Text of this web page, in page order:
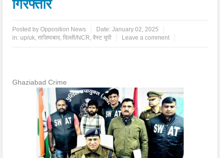
गिरफ्तार
Posted byOpposition News Date:January 02, 2025
in: up/uk,ग़ाज़ियाबाद,दिल्ली/NCR,वैस्ट यूपी Leave a comment
Ghaziabad Crime